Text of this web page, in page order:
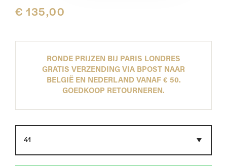
€ 135,00
RONDE PRIJZEN BIJ PARIS LONDRES
GRATIS VERZENDING VIA BPOST NAAR
BELGIË EN NEDERLAND VANAF € 50.
GOEDKOOP RETOURNEREN.